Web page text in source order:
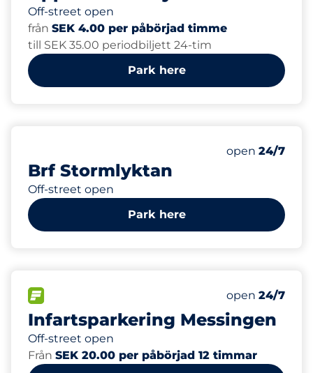
Off-street open
från SEK 4.00 per påbörjad timme
till SEK 35.00 periodbiljett 24-tim
Park here
Brf Stormlyktan
Off-street open
Number of
Total Spaces
open 24/7
Park here
Infartsparkering Messingen
Off-street open
Number of
Total Spaces
open 24/7
Från SEK 20.00 per påbörjad 12 timmar